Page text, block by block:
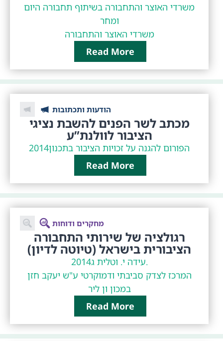
משרדי האוצר והתחבורה בשיתוף תחבורה היום
ומחר
משרדי האוצר והתחבורה
Read More
הודעות ותכתובות
מכתב לשר הפנים להשבת נציגי
הציבור לוולנת”ע
2014הפורום להגנה על זכויות הציבור בתכנון
Read More
מחקרים ודוחות
רגולציה של שירותי התחבורה
הציבורית בישראל (טיוטה לדיון)
2014
עידה י. וטלית ג.
המרכז לצדק סביבתי ודמוקרטי ע"ש יעקב חזן
במכון ון ליר
Read More